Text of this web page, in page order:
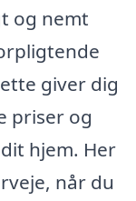
og nemt
giver dig
priser og
hjem. Her
når du